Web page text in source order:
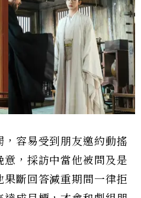
容易受到朋友邀約動搖
，採訪中當他被問及是
斷回答減重期間一律拒